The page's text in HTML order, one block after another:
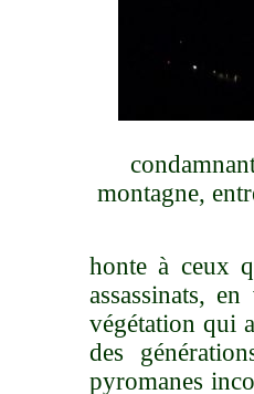
montagne,
honte à ceux
assassinats,
végétation qui
des
pyromanes